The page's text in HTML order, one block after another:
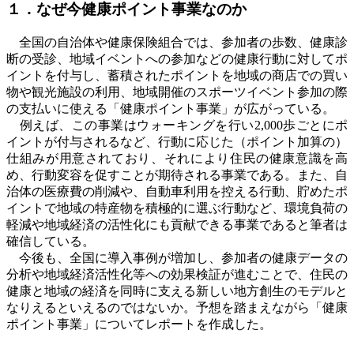
１．なぜ今健康ポイント事業なのか
全国の自治体や健康保険組合では、参加者の歩数、健康診
断の受診、地域イベントへの参加などの健康行動に対してポ
イントを付与し、蓄積されたポイントを地域の商店での買い
物や観光施設の利用、地域開催のスポーツイベント参加の際
の支払いに使える「健康ポイント事業」が広がっている。
例えば、この事業はウォーキングを行い2,000歩ごとにポ
イントが付与されるなど、行動に応じた（ポイント加算の）
仕組みが用意されており、それにより住民の健康意識を高
め、行動変容を促すことが期待される事業である。また、自
治体の医療費の削減や、自動車利用を控える行動、貯めたポ
イントで地域の特産物を積極的に選ぶ行動など、環境負荷の
軽減や地域経済の活性化にも貢献できる事業であると筆者は
確信している。
今後も、全国に導入事例が増加し、参加者の健康データの
分析や地域経済活性化等への効果検証が進むことで、住民の
健康と地域の経済を同時に支える新しい地方創生のモデルと
なりえるといえるのではないか。予想を踏まえながら「健康
ポイント事業」についてレポートを作成した。